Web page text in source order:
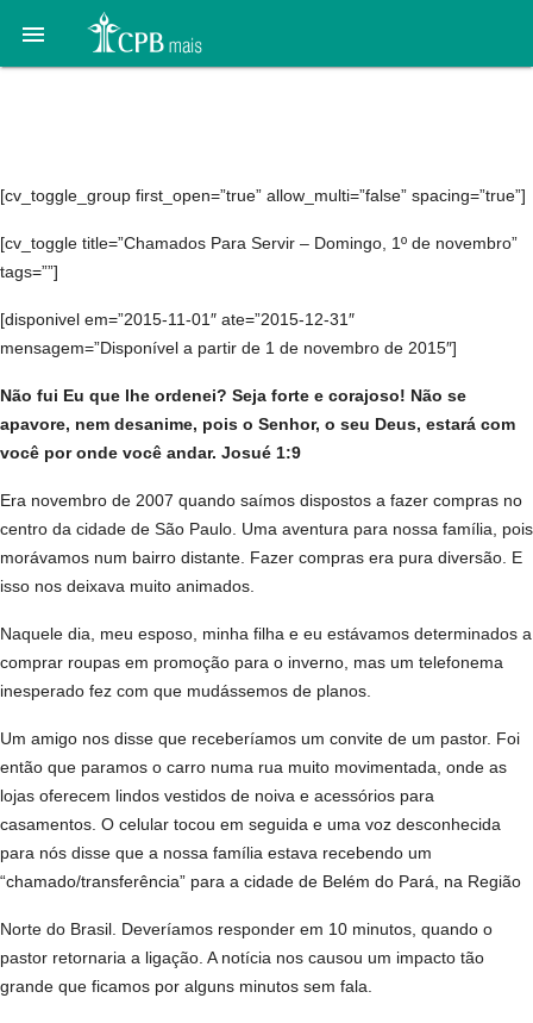

[cv_toggle_group first_open=”true” allow_multi=”false” spacing=”true”]
[cv_toggle title=”Chamados Para Servir – Domingo, 1º de novembro”
tags=””]
[disponivel em=”2015-11-01″ ate=”2015-12-31″
mensagem=”Disponível a partir de 1 de novembro de 2015″]
Não fui Eu que lhe ordenei? Seja forte e corajoso! Não se
apavore, nem desanime, pois o Senhor, o seu Deus, estará com
você por onde você andar. Josué 1:9
Era novembro de 2007 quando saímos dispostos a fazer compras no
centro da cidade de São Paulo. Uma aventura para nossa família, pois
morávamos num bairro distante. Fazer compras era pura diversão. E
isso nos deixava muito animados.
Naquele dia, meu esposo, minha filha e eu estávamos determinados a
comprar roupas em promoção para o inverno, mas um telefonema
inesperado fez com que mudássemos de planos.
Um amigo nos disse que receberíamos um convite de um pastor. Foi
então que paramos o carro numa rua muito movimentada, onde as
lojas oferecem lindos vestidos de noiva e acessórios para
casamentos. O celular tocou em seguida e uma voz desconhecida
para nós disse que a nossa família estava recebendo um
“chamado/transferência” para a cidade de Belém do Pará, na Região
Norte do Brasil. Deveríamos responder em 10 minutos, quando o
pastor retornaria a ligação. A notícia nos causou um impacto tão
grande que ficamos por alguns minutos sem fala.